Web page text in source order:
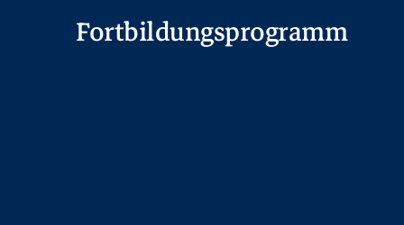
Fortbildungsprogramm